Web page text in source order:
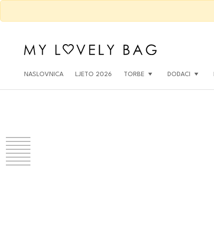
NASLOVNICA LJETO 2026 TORBE DODACI